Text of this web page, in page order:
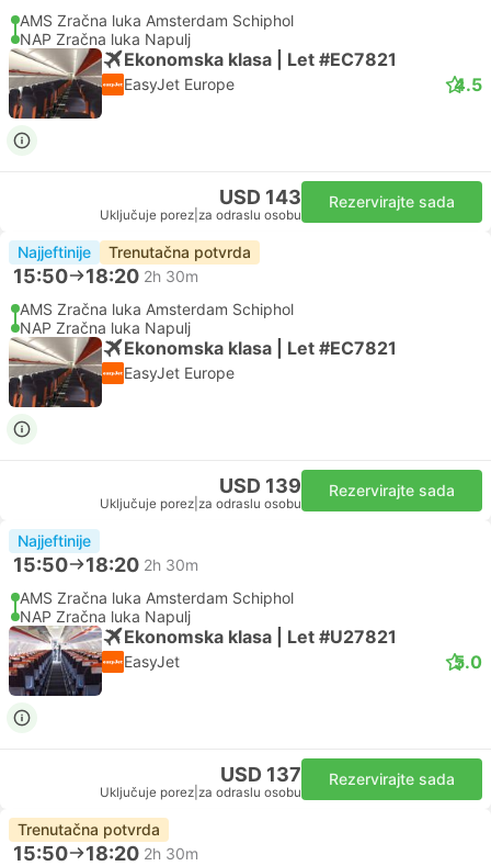
AMS Zračna luka Amsterdam Schiphol
NAP Zračna luka Napulj
Ekonomska klasa | Let #EC7821
EasyJet Europe 4.5
USD 143
Uključuje porez za odraslu osobu
Rezervirajte sada
Najjeftinije Trenutačna potvrda
15:50 18:20 2h 30m
AMS Zračna luka Amsterdam Schiphol
NAP Zračna luka Napulj
Ekonomska klasa | Let #EC7821
EasyJet Europe
USD 139
Uključuje porez za odraslu osobu
Rezervirajte sada
Najjeftinije
15:50 18:20 2h 30m
AMS Zračna luka Amsterdam Schiphol
NAP Zračna luka Napulj
Ekonomska klasa | Let #U27821
EasyJet 5.0
USD 137
Uključuje porez za odraslu osobu
Rezervirajte sada
Trenutačna potvrda
15:50 18:20 2h 30m